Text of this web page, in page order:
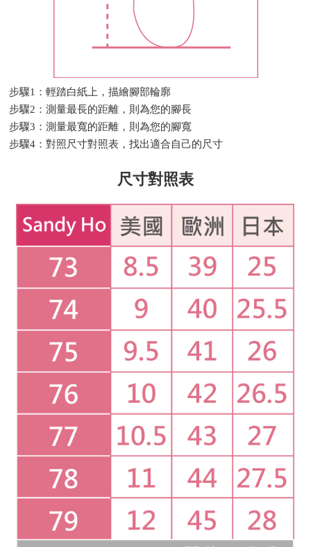
步驟1：輕踏白紙上，描繪腳部輪廓
步驟2：測量最長的距離，則為您的腳長
步驟3：測量最寬的距離，則為您的腳寬
步驟4：對照尺寸對照表，找出適合自己的尺寸
尺寸對照表